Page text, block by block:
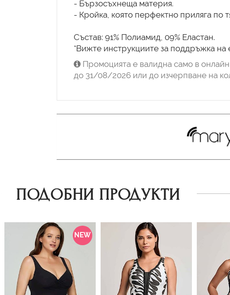
- Бързосъхнеща материя.
- Кройка, която перфектно приляга по
Състав: 91% Полиамид, 09% Еластан.
*Вижте инструкциите за поддръжка на
Промоцията е валидна само в
до 31/08/2026 или до изчерпване на
ПОДОБНИ ПРОДУКТИ
NEW